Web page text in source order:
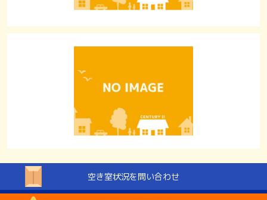
空き室状況を問い合わせ